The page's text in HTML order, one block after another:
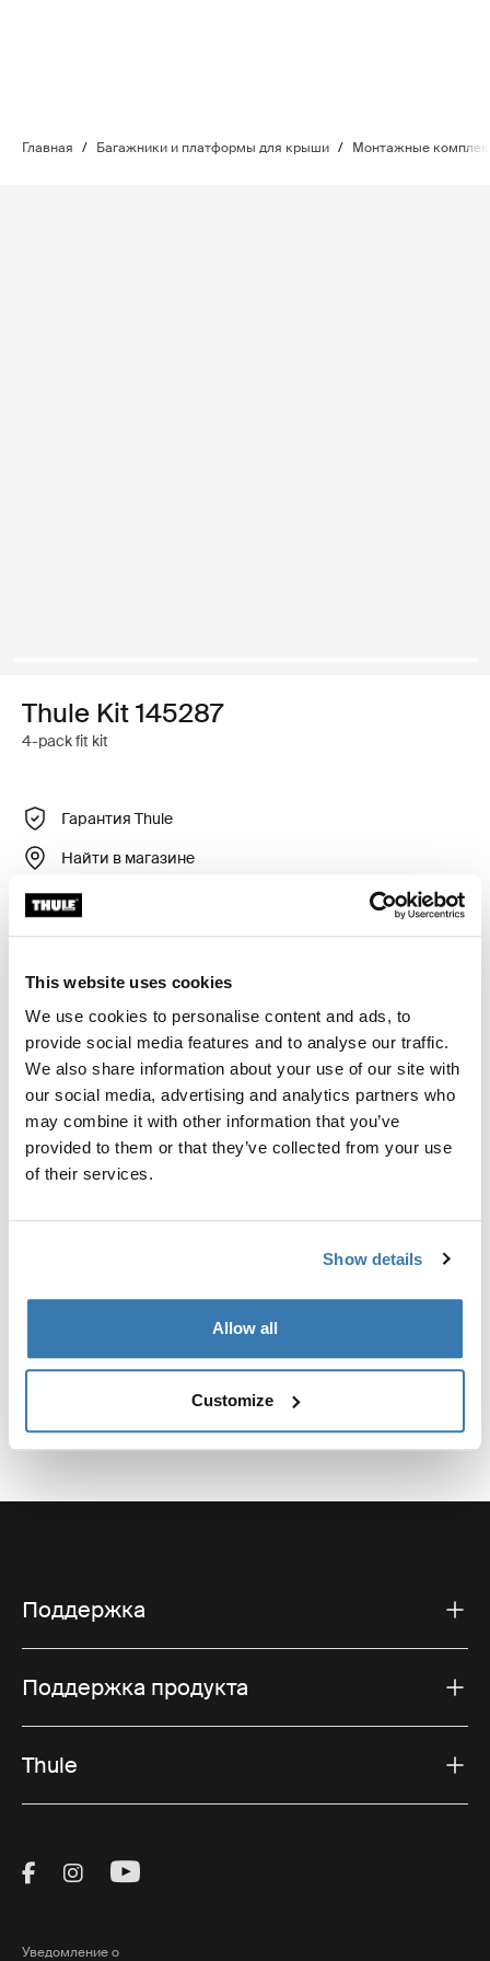
This website uses cookies
We use cookies to personalise content and ads, to
provide social media features and to analyse our traffic.
We also share information about your use of our site with
our social media, advertising and analytics partners who
may combine it with other information that you’ve
provided to them or that they’ve collected from your use
of their services.
Show details
Allow all
Customize
Главная / Багажники и платформы для крыши / Монтажные
Thule Kit 145287
4-pack fit kit
Гарантия Thule
Найти в магазине
багажника для крыши Thule на автомобили без
изготовителем багажников.
Toggle features
Все характеристики
Toggle techspec
Технические характеристики
Поддержка
Поддержка продукта
Thule
Visit Thule on Facebook (external link)
Visit Thule on Instagram (external link)
Visit Thule on Youtube (external
Уведомление о